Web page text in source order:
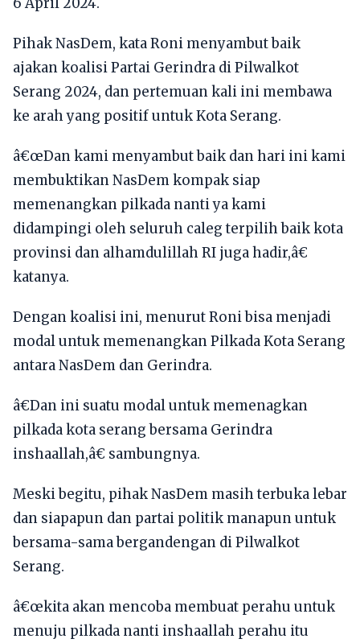
Pihak NasDem, kata Roni menyambut baik
ajakan koalisi Partai Gerindra di Pilwalkot
Serang 2024, dan pertemuan kali ini membawa
ke arah yang positif untuk Kota Serang.
â€œDan kami menyambut baik dan hari ini kami
membuktikan NasDem kompak siap
memenangkan pilkada nanti ya kami
didampingi oleh seluruh caleg terpilih baik kota
provinsi dan alhamdulillah RI juga hadir,â€
katanya.
Dengan koalisi ini, menurut Roni bisa menjadi
modal untuk memenangkan Pilkada Kota Serang
antara NasDem dan Gerindra.
â€Dan ini suatu modal untuk memenagkan
pilkada kota serang bersama Gerindra
inshaallah,â€ sambungnya.
Meski begitu, pihak NasDem masih terbuka lebar
dan siapapun dan partai politik manapun untuk
bersama-sama bergandengan di Pilwalkot
Serang.
â€œkita akan mencoba membuat perahu untuk
menuju pilkada nanti inshaallah perahu itu